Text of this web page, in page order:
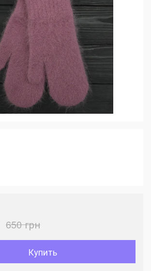
650 грн
Купить